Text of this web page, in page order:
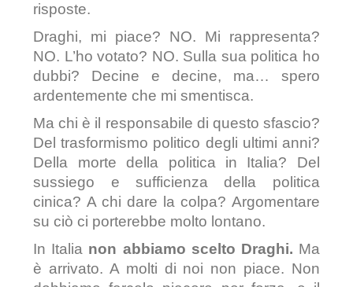
risposte.
Draghi, mi piace? NO. Mi rappresenta?
NO. L’ho votato? NO. Sulla sua politica ho
dubbi? Decine e decine, ma… spero
ardentemente che mi smentisca.
Ma chi è il responsabile di questo sfascio?
Del trasformismo politico degli ultimi anni?
Della morte della politica in Italia? Del
sussiego e sufficienza della politica
cinica? A chi dare la colpa? Argomentare
su ciò ci porterebbe molto lontano.
In Italia non abbiamo scelto Draghi. Ma
è arrivato. A molti di noi non piace. Non